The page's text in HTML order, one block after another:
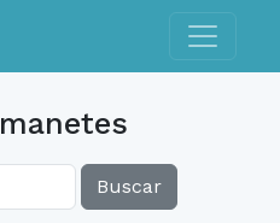
Toggle
manetes
Buscar